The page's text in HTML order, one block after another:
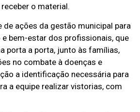
o material.
de ações da gestão municipal para
bem-estar dos profissionais, que
porta a porta, junto às famílias,
no combate à doenças e
a identificação necessária para
a equipe realizar vistorias, com